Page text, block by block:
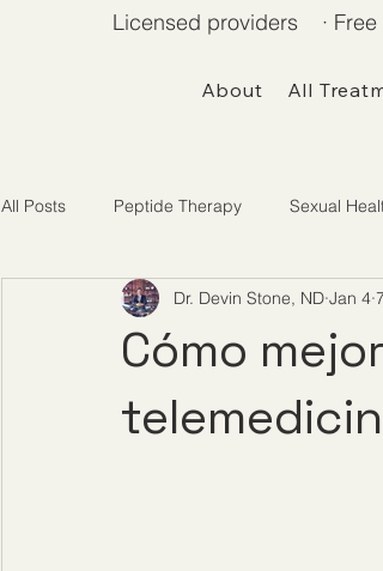
About All
Licensed providers ·
All Posts Peptide Therapy Sexual
Telemedicine / Getting Started
Cómo
Dr. Devin Stone, ND Jan 4